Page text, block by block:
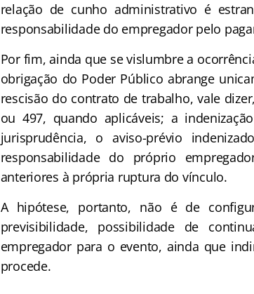
relação de cunho administrativo é
responsabilidade do empregador pelo
Por fim, ainda que se vislumbre a
obrigação do Poder Público abrange
rescisão do contrato de trabalho, vale
ou 497, quando aplicáveis; a
jurisprudência, o aviso-prévio
responsabilidade do próprio
anteriores à própria ruptura do vínculo.
A hipótese, portanto, não é de
previsibilidade, possibilidade de
empregador para o evento, ainda que
procede.